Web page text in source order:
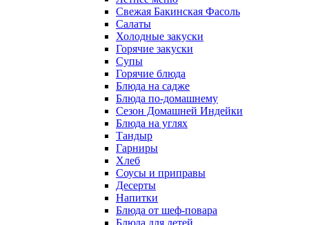
Свежая Бакинская Фасоль
Салаты
Холодные закуски
Горячие закуски
Супы
Горячие блюда
Блюда на садже
Блюда по-домашнему
Сезон Домашней Индейки
Блюда на углях
Тандыр
Гарниры
Хлеб
Соусы и приправы
Десерты
Напитки
Блюда от шеф-повара
Блюда для детей